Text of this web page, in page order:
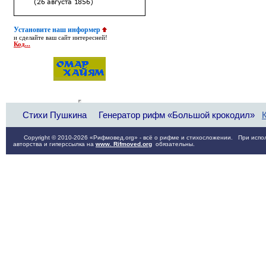
Установите наш информер
и сделайте ваш сайт интересней!
Код...
Стихи Пушкина Генератор рифм «Большой крокодил»
Copyright © 2010-2026 «Рифмовед.org» - всё о рифме и стихосложении. При
авторства и гиперссылка на www. Rifmoved.org обязательны.